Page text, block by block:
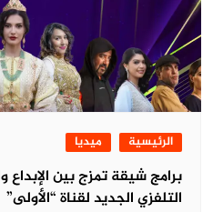
الرئيسية ميديا
برامج شيقة تمزج بين
التلفزي الجديد لقناة “الأولى”